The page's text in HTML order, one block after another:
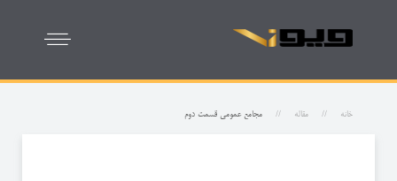
خانه مقاله مجامع عمومی قسمت دوم